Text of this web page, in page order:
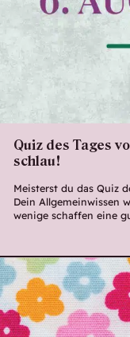
Quiz des Tages
schlau!
Meisterst du das Quiz
Dein Allgemeinwissen
wenige schaffen eine